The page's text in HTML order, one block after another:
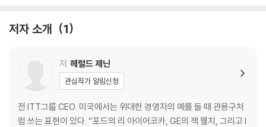
기업가 정신
한 가지 걱정스러운 점
후기: 베일에 싸인 경영자, 제닌 _앨빈 모스코우
저자 소개 1
저 헤럴드 제닌
관심작가 알림신청
전 ITT그룹 CEO. 미국에서는 위대한 경영자의 예를 들 때 관용구처
럼 쓰는 표현이 있다. “포드의 리 아이어코카, GE의 잭 웰치, 그리고 I